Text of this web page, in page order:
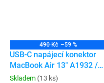
490 Kč –59 %
USB-C napájecí konektor
MacBook Air 13" A1932 /
A2179 / A2337
Skladem (13 ks)